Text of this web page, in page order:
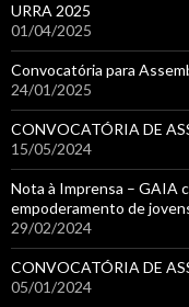
URRA 2025
01/04/2025
Convocatória para
24/01/2025
CONVOCATÓRIA DE
15/05/2024
Nota à Imprensa – GAIA
empoderamento de
29/02/2024
CONVOCATÓRIA DE
05/01/2024